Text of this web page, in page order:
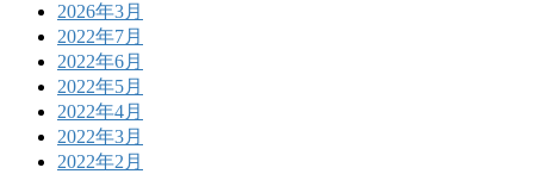
2026年3月
2022年7月
2022年6月
2022年5月
2022年4月
2022年3月
2022年2月